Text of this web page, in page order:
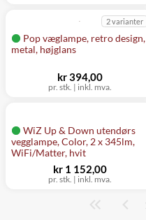
Pop væglampe, retro design,
metal, højglans
2 varianter
pr. stk. | inkl. mva.
kr 394,00
WiZ Up & Down utendørs
vegglampe, Color, 2 x 345lm,
WiFi/Matter, hvit
pr. stk. | inkl. mva.
kr 1 152,00